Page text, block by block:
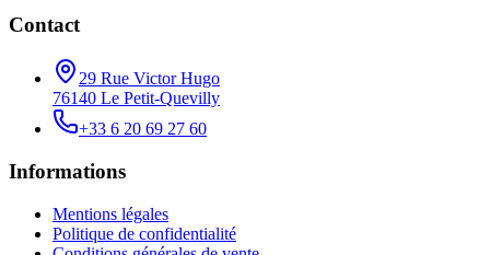
Contact
29 Rue Victor Hugo
76140 Le Petit-Quevilly
+33 6 20 69 27 60
Informations
Mentions légales
Politique de confidentialité